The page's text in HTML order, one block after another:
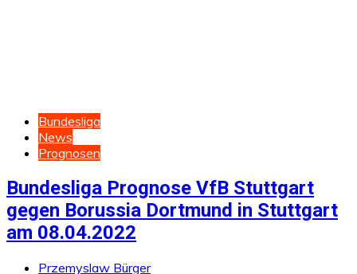
Bundesliga
News
Prognosen
Bundesliga Prognose VfB Stuttgart
gegen Borussia Dortmund in Stuttgart
am 08.04.2022
Przemyslaw Bürger